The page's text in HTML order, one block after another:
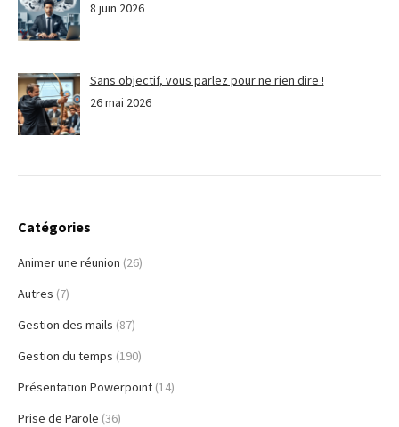
8 juin 2026
Sans objectif, vous parlez pour ne rien dire !
26 mai 2026
Catégories
Animer une réunion (26)
Autres (7)
Gestion des mails (87)
Gestion du temps (190)
Présentation Powerpoint (14)
Prise de Parole (36)